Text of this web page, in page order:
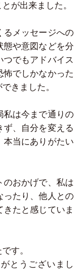
が出来ました。
るメッセージへの
態や意図などを分
でもアドバイス
怖でしかなかった
きました。
私は今まで通りの
、自分を変える
本当にありがたい
のおかげで、私は
ったり、他人との
たと感じていま
す。
とうございまし